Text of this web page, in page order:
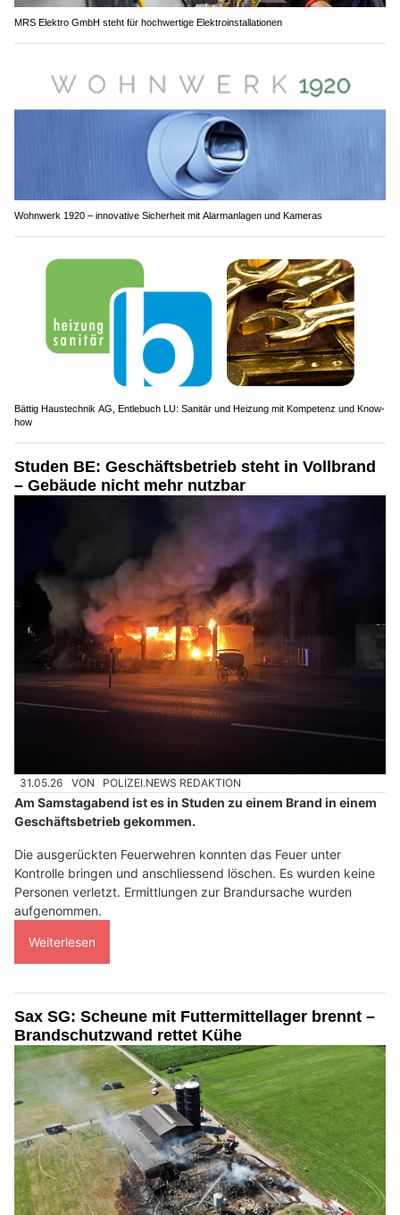
MRS Elektro GmbH steht für hochwertige Elektroinstallationen
Wohnwerk 1920 – innovative Sicherheit mit Alarmanlagen und Kameras
Bättig Haustechnik AG, Entlebuch LU: Sanitär und Heizung mit Kompetenz und Know-
how
Studen BE: Geschäftsbetrieb steht in Vollbrand
– Gebäude nicht mehr nutzbar
31.05.26 VON POLIZEI.NEWS REDAKTION
Am Samstagabend ist es in Studen zu einem Brand in einem
Geschäftsbetrieb gekommen.
Die ausgerückten Feuerwehren konnten das Feuer unter
Kontrolle bringen und anschliessend löschen. Es wurden keine
Personen verletzt. Ermittlungen zur Brandursache wurden
aufgenommen.
Weiterlesen
Sax SG: Scheune mit Futtermittellager brennt –
Brandschutzwand rettet Kühe